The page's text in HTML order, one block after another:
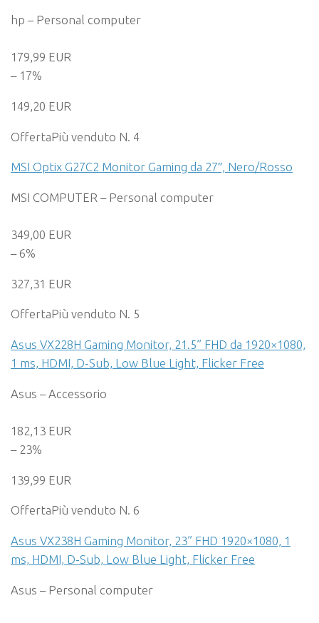
hp – Personal computer
179,99 EUR
– 17%
149,20 EUR
OffertaPiù venduto N. 4
MSI Optix G27C2 Monitor Gaming da 27″, Nero/Rosso
MSI COMPUTER – Personal computer
349,00 EUR
– 6%
327,31 EUR
OffertaPiù venduto N. 5
Asus VX228H Gaming Monitor, 21.5” FHD da 1920×1080,
1 ms, HDMI, D-Sub, Low Blue Light, Flicker Free
Asus – Accessorio
182,13 EUR
– 23%
139,99 EUR
OffertaPiù venduto N. 6
Asus VX238H Gaming Monitor, 23” FHD 1920×1080, 1
ms, HDMI, D-Sub, Low Blue Light, Flicker Free
Asus – Personal computer